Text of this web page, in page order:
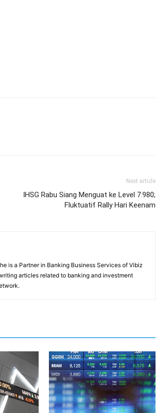
Next article
IHSG Rabu Siang Menguat ke Level 7.980;
Fluktuatif Rally Hari Keenam
is a Partner in Banking Business Services of Vibiz
articles related to banking and investment